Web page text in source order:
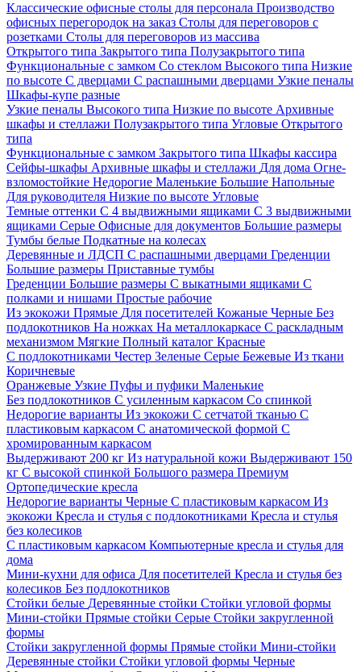
Классические офисные столы для персонала Производство
офисных перегородок на заказ Столы для переговоров с
розетками Столы для переговоров из массива
Открытого типа Закрытого типа Полузакрытого типа
Функциональные с замком Со стеклом Высокого типа Низкие
по высоте С дверцами С распашными дверцами Узкие пеналы
Шкафы-купе разные
Узкие пеналы Высокого типа Низкие по высоте Архивные
шкафы и стеллажи Полузакрытого типа Угловые Открытого
типа
Функциональные с замком Закрытого типа Шкафы кассира
Сейфы-шкафы Архивные шкафы и стеллажи Для дома Огне-
взломостойкие Недорогие Маленькие Большие Напольные
Для руководителя Низкие по высоте Угловые
Темные оттенки С 4 выдвижными ящиками С 3 выдвижными
ящиками Серые Офисные для документов Большие размеры
Тумбы белые Подкатные на колесах
Деревянные и ЛДСП С распашными дверцами Греденции
Большие размеры Приставные тумбы
Греденции Большие размеры С выкатными ящиками С
полками и нишами Простые рабочие
Из экокожи Прямые Для посетителей Кожаные Черные Без
подлокотников На ножках На металлокаркасе С раскладным
механизмом Мягкие Полный каталог Красные
С подлокотниками Честер Зеленые Серые Бежевые Из ткани
Коричневые
Оранжевые Узкие Пуфы и пуфики Маленькие
Без подлокотников С усиленным каркасом Со спинкой
Недорогие варианты Из экокожи С сетчатой тканью С
пластиковым каркасом С анатомической формой С
хромированным каркасом
Выдерживают 200 кг Из натуральной кожи Выдерживают 150
кг С высокой спинкой Большого размера Премиум
Ортопедические кресла
Недорогие варианты Черные С пластиковым каркасом Из
экокожи Кресла и стулья с подлокотниками Кресла и стулья
без колесиков
С пластиковым каркасом Компьютерные кресла и стулья для
дома
Мини-кухни для офиса Для посетителей Кресла и стулья без
колесиков Без подлокотников
Стойки белые Деревянные стойки Стойки угловой формы
Мини-стойки Прямые стойки Серые Стойки закругленной
формы
Стойки закругленной формы Прямые стойки Мини-стойки
Деревянные стойки Стойки угловой формы Черные